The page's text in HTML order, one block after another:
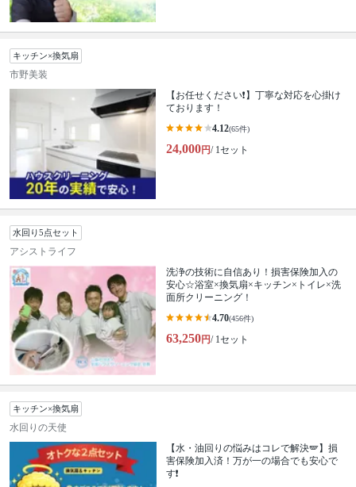
キッチン×換気扇
市野美装
【お任せください❗️】丁寧な対応を心掛け
ております！
4.12(65件)
24,000円/ 1セット
水回り5点セット
アシストライフ
洗浄の技術に自信あり！損害保険加入の
安心☆浴室×換気扇×キッチン×トイレ×洗
面所クリーニング！
4.70(456件)
63,250円/ 1セット
キッチン×換気扇
水回りの天使
【水・油回りの悩みはコレで解決🪽】損
害保険加入済！万が一の場合でも安心で
す❗️